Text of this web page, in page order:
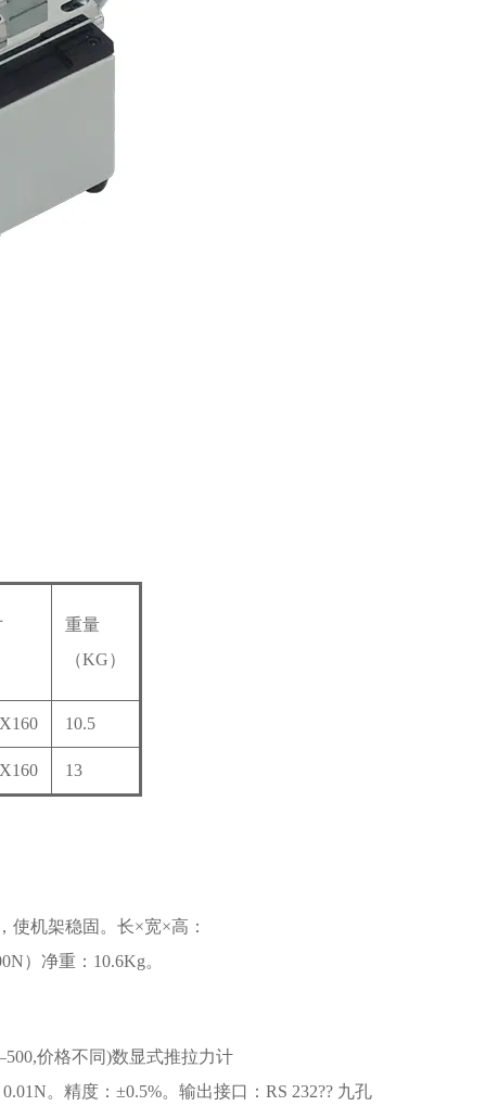
重量
（KG）
10.5
13
使机架稳固。长×宽×高：
）净重：10.6Kg。
价格不同)数显式推拉力计
。精度：±0.5%。输出接口：RS 232?? 九孔